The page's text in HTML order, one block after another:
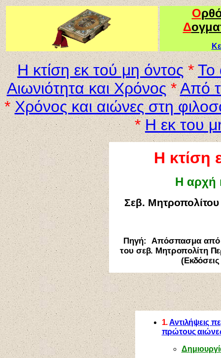
Ο
Δ
Η κτίση εκ τού μη όντος * Το
Αιωνιότητα και Χρόνος * Από
* Χρόνος και αιώνες στη
* Η εκ του
Η κτίση
Η αρχή
Σεβ.
Πηγή:
Απόσπασμα από
του σεβ. Μητροπολίτη
1.Αντιλήψεις
πρώτους